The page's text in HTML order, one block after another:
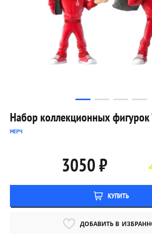
Набор коллекционных
МЕРЧ
3050 ₽
КУПИТЬ
ДОБАВИТЬ В